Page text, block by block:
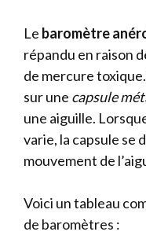
Le baromètre
répandu en raison
de mercure
sur une capsule
une aiguille.
varie, la capsule se
mouvement de
Voici un tableau
de baromètres :